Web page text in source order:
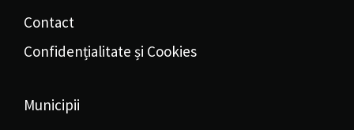
Contact
Confidențialitate și Cookies
Municipii